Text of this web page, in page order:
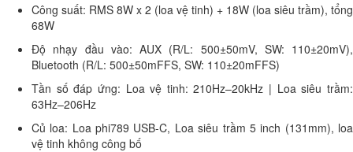
Công suất: RMS 8W x 2 (loa vệ tinh) + 18W (loa siêu trầm), tổng
68W
Độ nhạy đầu vào: AUX (R/L: 500±50mV, SW: 110±20mV),
Bluetooth (R/L: 500±50mFFS, SW: 110±20mFFS)
Tần số đáp ứng: Loa vệ tinh: 210Hz–20kHz | Loa siêu trầm:
63Hz–206Hz
Củ loa: Loa phi789 USB-C, Loa siêu trầm 5 inch (131mm), loa
vệ tinh không công bố